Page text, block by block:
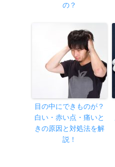
の？
目の中にできものが？
白い・赤い点・痛いと
きの原因と対処法を解
説！